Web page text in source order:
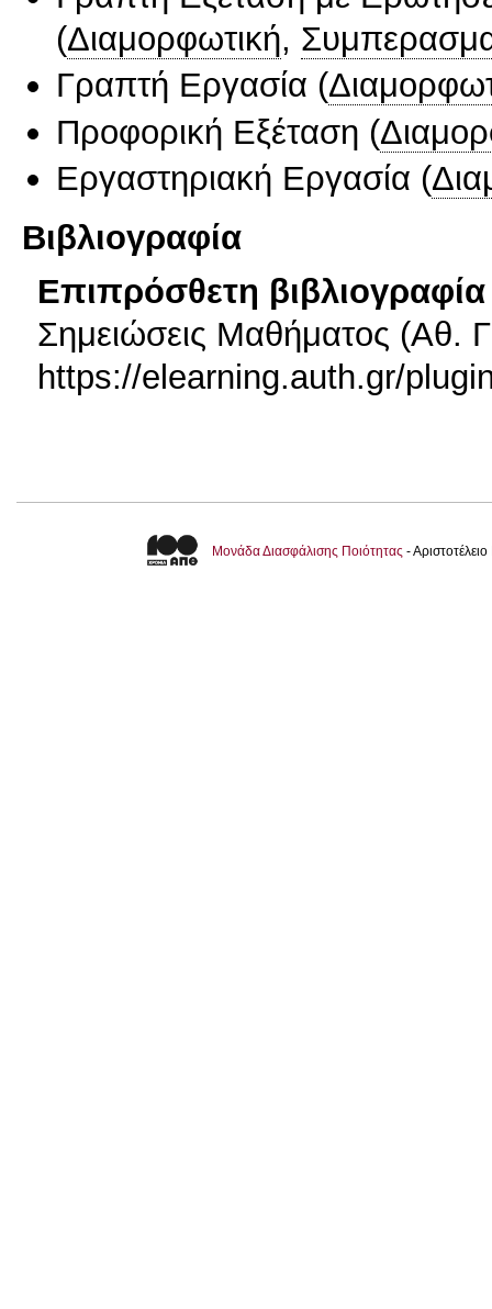
(Διαμορφωτική,
Γραπτή Εργασία (
Προφορική Εξέταση (
Εργαστηριακή Εργασία (
Βιβλιογραφία
Επιπρόσθετη βιβλιογραφία
Σημειώσεις Μαθήματος (Αθ.
https://elearning.auth.gr/
Μονάδα Διασφάλισης Ποιότητας -